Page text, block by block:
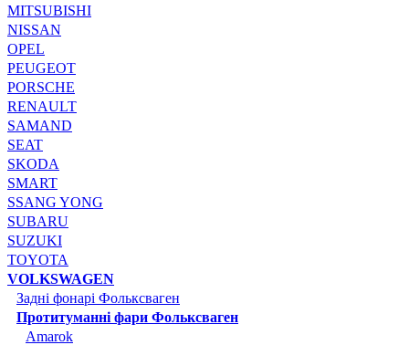
MITSUBISHI
NISSAN
OPEL
PEUGEOT
PORSCHE
RENAULT
SAMAND
SEAT
SKODA
SMART
SSANG YONG
SUBARU
SUZUKI
TOYOTA
VOLKSWAGEN
Задні фонарі Фольксваген
Протитуманні фари Фольксваген
Amarok